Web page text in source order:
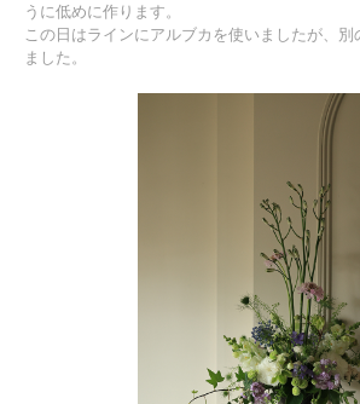
うに低めに作ります。
この日はラインにアルブカを使いましたが、別
ました。